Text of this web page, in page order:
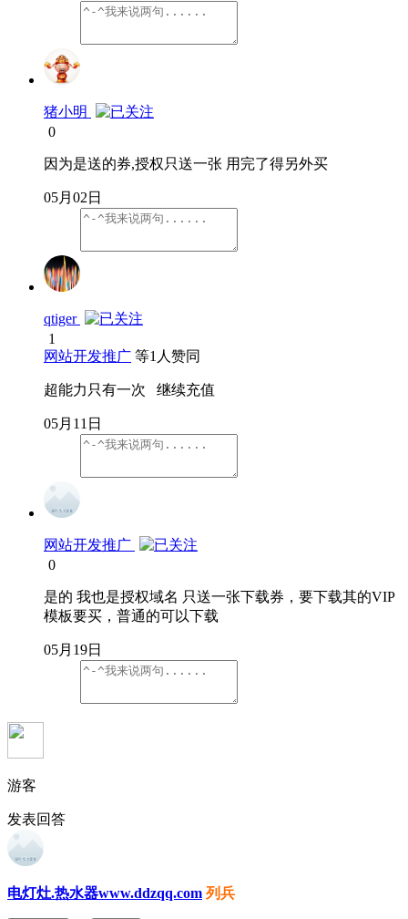
猪小明
0
因为是送的券,授权只送一张 用完了得另外买
05月02日
qtiger
1
网站开发推广 等1人赞同
超能力只有一次 继续充值
05月11日
网站开发推广
0
是的 我也是授权域名 只送一张下载券，要下载其的VIP
模板要买，普通的可以下载
05月19日
游客
发表回答
电灯灶.热水器www.ddzqq.com 列兵